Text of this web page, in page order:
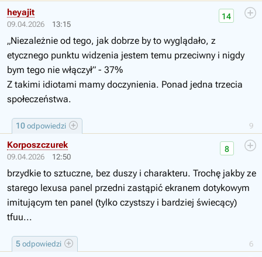
09.04.2026 13:15
9
14
10 odpowiedzi
heyajit
„Niezależnie od tego, jak dobrze by to wyglądało, z
etycznego punktu widzenia jestem temu przeciwny i nigdy
bym tego nie włączył” - 37%
Z takimi idiotami mamy doczynienia. Ponad jedna trzecia
społeczeństwa.
09.04.2026 12:50
6
8
5 odpowiedzi
Korposzczurek
brzydkie to sztuczne, bez duszy i charakteru. Trochę jakby ze
starego lexusa panel przedni zastąpić ekranem dotykowym
imitującym ten panel (tylko czystszy i bardziej świecący)
tfuu...